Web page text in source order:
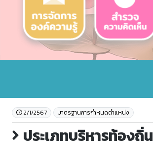
2/1/2567 มาตรฐานการกำหนดตำแหน่ง
ประเภทบริหารท้องถิ่น